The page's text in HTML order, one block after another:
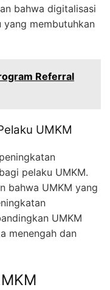
bahwa digitalisasi
yang membutuhkan
Referral
UMKM
pelaku UMKM.
bahwa UMKM yang
UMKM
menengah dan